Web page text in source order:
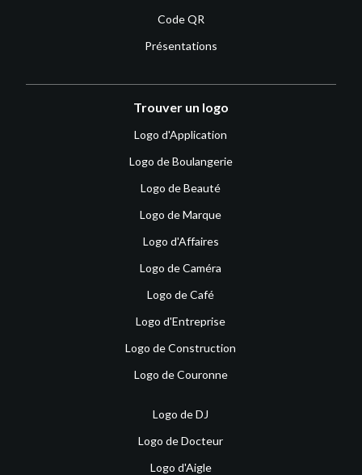
Code QR
Présentations
Trouver un logo
Logo d'Application
Logo de Boulangerie
Logo de Beauté
Logo de Marque
Logo d'Affaires
Logo de Caméra
Logo de Café
Logo d'Entreprise
Logo de Construction
Logo de Couronne
Logo de DJ
Logo de Docteur
Logo d'Aigle